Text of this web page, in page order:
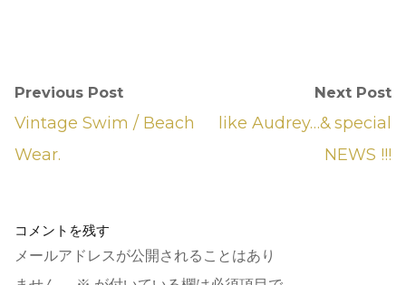
Previous Post
Vintage Swim / Beach
Wear.
Next Post
like Audrey…& special
NEWS !!!
コメントを残す
メールアドレスが公開されることはあり